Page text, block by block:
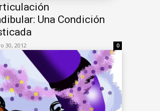
Una Condición
30, 2012 0